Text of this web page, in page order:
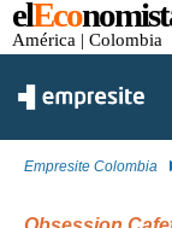
elEco
América | Colombia
Empresite Colombia